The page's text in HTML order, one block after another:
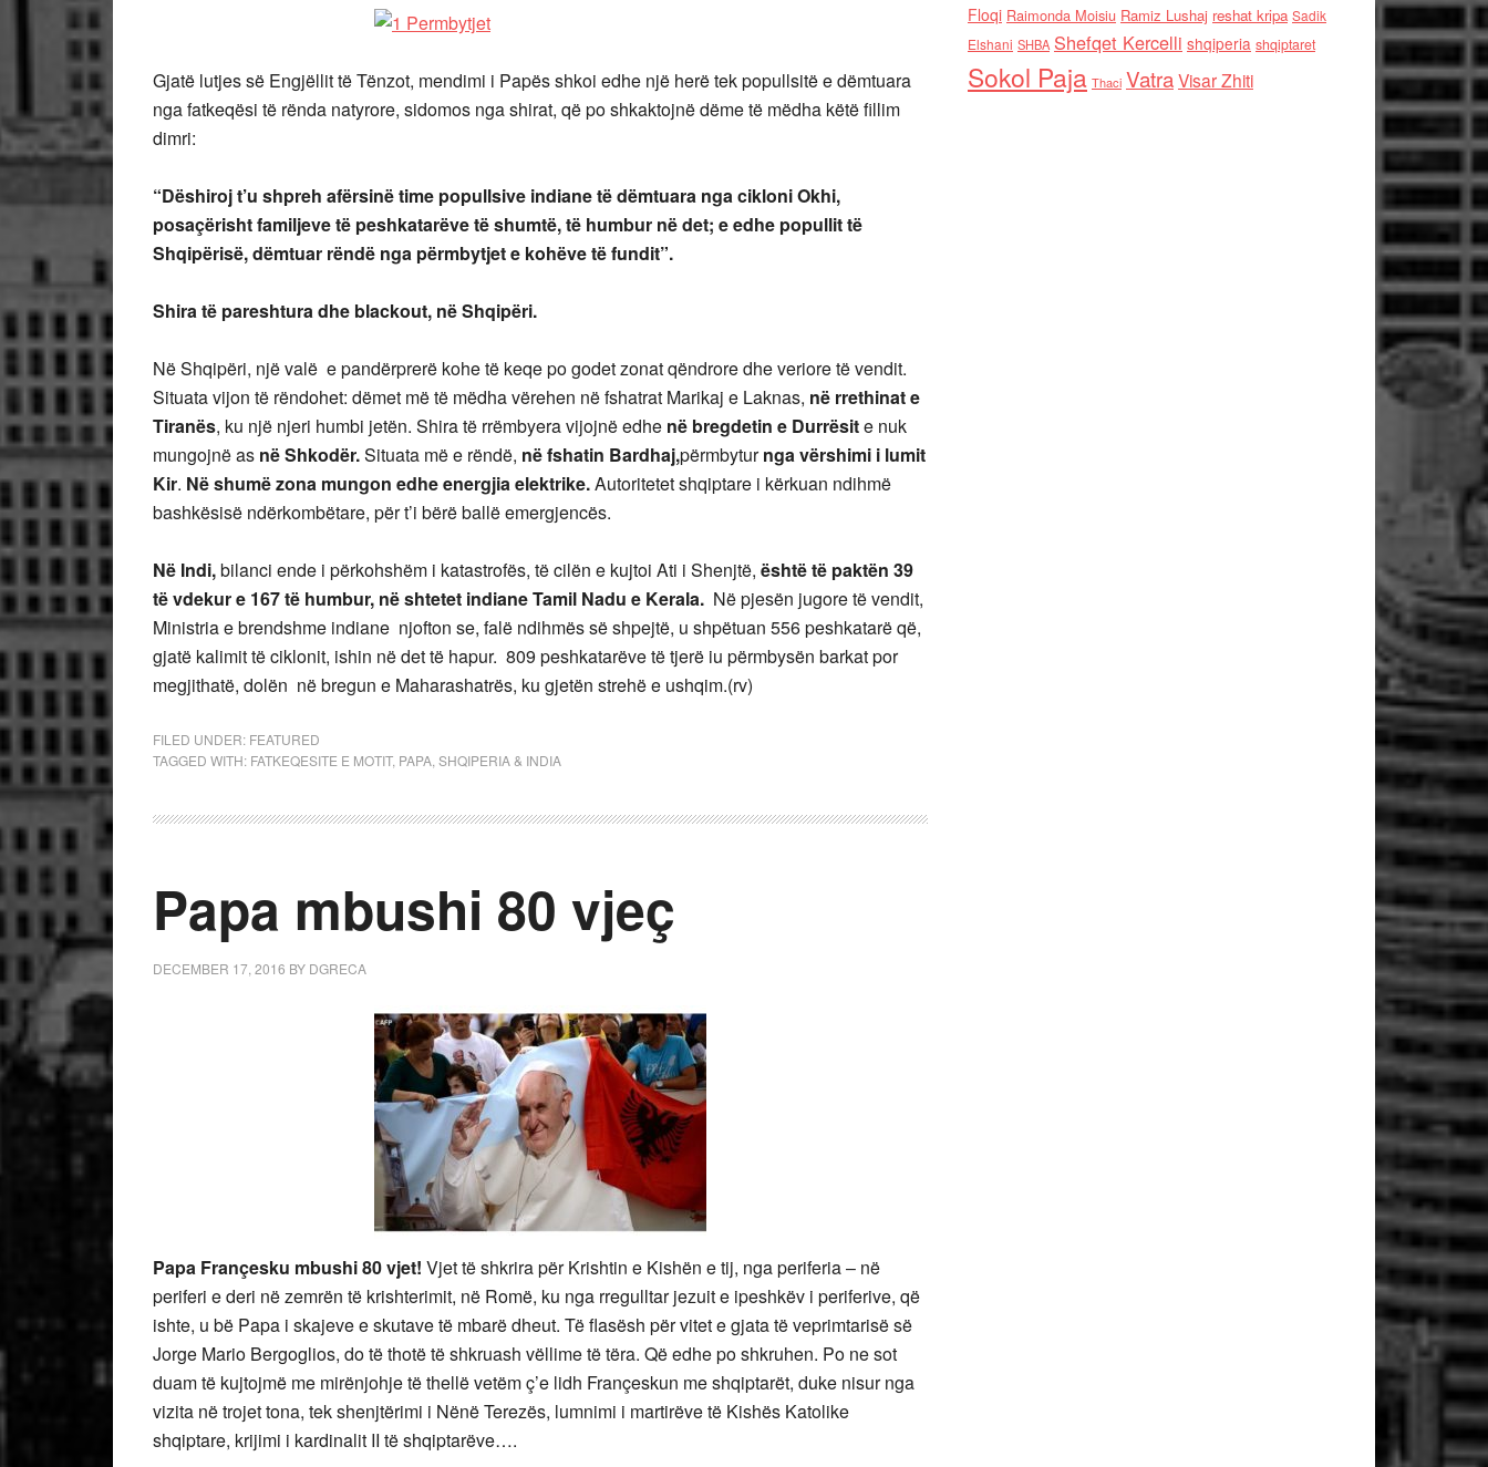
Gjatë lutjes së Engjëllit të Tënzot, mendimi i Papës shkoi edhe një herë tek popullsitë e dëmtuara
nga fatkeqësi të rënda natyrore, sidomos nga shirat, që po shkaktojnë dëme të mëdha këtë fillim
dimri:
“Dëshiroj t’u shpreh afërsinë time popullsive indiane të dëmtuara nga cikloni Okhi,
posaçërisht familjeve të peshkatarëve të shumtë, të humbur në det; e edhe popullit të
Shqipërisë, dëmtuar rëndë nga përmbytjet e kohëve të fundit”.
Shira të pareshtura dhe blackout, në Shqipëri.
Në Shqipëri, një valë e pandërprerë kohe të keqe po godet zonat qëndrore dhe veriore të vendit.
Situata vijon të rëndohet: dëmet më të mëdha vërehen në fshatrat Marikaj e Laknas, në rrethinat e
Tiranës, ku një njeri humbi jetën. Shira të rrëmbyera vijojnë edhe në bregdetin e Durrësite nuk
mungojnë as në Shkodër.Situata më e rëndë, në fshatin Bardhaj,përmbyturnga vërshimi i lumit
Kir. Në shumë zona mungon edhe energjia elektrike.Autoritetet shqiptare i kërkuan ndihmë
bashkësisë ndërkombëtare, për t’i bërë ballë emergjencës.
Në Indi,bilanci ende i përkohshëm i katastrofës, të cilën e kujtoi Ati i Shenjtë, është të paktën 39
të vdekur e 167 të humbur, në shtetet indiane Tamil Nadu e Kerala. Në pjesën jugore të vendit,
Ministria e brendshme indiane njofton se, falë ndihmës së shpejtë, u shpëtuan 556 peshkatarë që,
gjatë kalimit të ciklonit, ishin në det të hapur. 809 peshkatarëve të tjerë iu përmbysën barkat por
megjithatë, dolën në bregun e Maharashatrës, ku gjetën strehë e ushqim.(rv)
FILED UNDER: FEATURED
TAGGED WITH: FATKEQESITE E MOTIT, PAPA SHQIPERIA & INDIA
Papa mbushi 80 vjeç
DECEMBER 17, 2016 BY DGRECA
Papa Françesku mbushi 80 vjet! Vjet të shkrira për Krishtin e Kishën e tij, nga periferia – në
periferi e deri në zemrën të krishterimit, në Romë, ku nga rregulltar jezuit e ipeshkëv i periferive, që
ishte, u bë Papa i skajeve e skutave të mbarë dheut. Të flasësh për vitet e gjata të veprimtarisë së
Jorge Mario Bergoglios, do të thotë të shkruash vëllime të tëra. Që edhe po shkruhen. Po ne sot
duam të kujtojmë me mirënjohje të thellë vetëm ç’e lidh Françeskun me shqiptarët, duke nisur nga
vizita në trojet tona, tek shenjtërimi i Nënë Terezës, lumnimi i martirëve të Kishës Katolike
shqiptare, krijimi i kardinalit II të shqiptarëve….
Floqi Raimonda Moisiu Ramiz Lushaj reshat kripa Sadik
Elshani SHBA Shefqet Kercelli shqiperia shqiptaret
Sokol Paja Thaci VatraVisar Zhiti